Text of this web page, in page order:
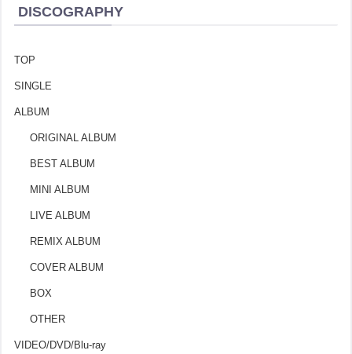
DISCOGRAPHY
TOP
SINGLE
ALBUM
ORIGINAL ALBUM
BEST ALBUM
MINI ALBUM
LIVE ALBUM
REMIX ALBUM
COVER ALBUM
BOX
OTHER
VIDEO/DVD/Blu-ray